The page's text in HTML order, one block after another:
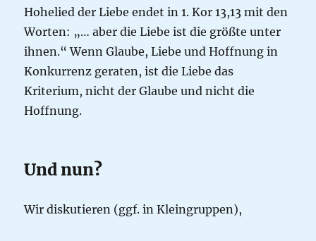
Hohelied der Liebe endet in 1. Kor 13,13 mit den
Worten: „… aber die Liebe ist die größte unter
ihnen.“ Wenn Glaube, Liebe und Hoffnung in
Konkurrenz geraten, ist die Liebe das
Kriterium, nicht der Glaube und nicht die
Hoffnung.
Und nun?
Wir diskutieren (ggf. in Kleingruppen),